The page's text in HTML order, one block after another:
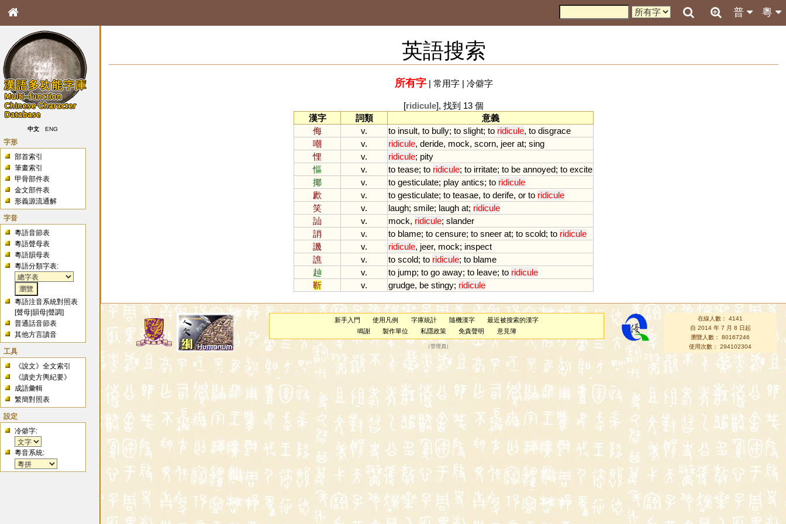
粵
普
中文 ENG
字形
部首索引
筆畫索引
甲骨部件表
金文部件表
形義源流通解
字音
粵語音節表
粵語聲母表
粵語韻母表
粵語分類字表:
粵語注音系統對照表
[聲母 |韻母 |聲調]
普通話音節表
其他方言讀音
工具
《說文》全文索引
《讀史方輿紀要》
成語彙輯
繁簡對照表
設定
冷僻字:
粵音系統:
英語搜索
所有字| 常用字| 冷僻字
[ridicule], 找到 13 個
漢字
詞類
意義
侮
v. to insult, to bully; to slight; to ridicule, to disgrace
嘲
v. ridicule, deride, mock, scorn, jeer at; sing
悝
v. ridicule; pity
慪
v. to tease; to ridicule; to irritate; to be annoyed; to excite
揶
v. to gesticulate; play antics; to ridicule
歋
v. to gesticulate; to teasae, to derife, or to ridicule
笑
v. laugh; smile; laugh at; ridicule
訕
v. mock, ridicule; slander
誚
v. to blame; to censure; to sneer at; to scold; to ridicule
譏
v. ridicule, jeer, mock; inspect
譙
v. to scold; to ridicule; to blame
赸
v. to jump; to go away; to leave; to ridicule
靳
v. grudge, be stingy; ridicule
新手入門 使用凡例 字庫統計 隨機漢字
最近被搜索的漢字
鳴謝
製作單位 私隱政策 免責聲明 意見簿
（管理員 ）
在線人數： 4141
自 2014 年 7 月 8 日起
瀏覽人數： 80167246
使用次數： 294102304